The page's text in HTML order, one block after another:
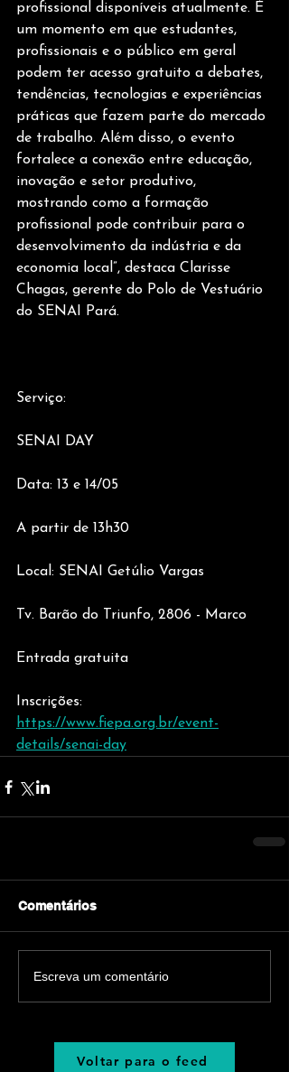
profissional disponíveis atualmente. É
um momento em que estudantes,
profissionais e o público em geral
podem ter acesso gratuito a debates,
tendências, tecnologias e experiências
práticas que fazem parte do mercado
de trabalho. Além disso, o evento
fortalece a conexão entre educação,
inovação e setor produtivo,
mostrando como a formação
profissional pode contribuir para o
desenvolvimento da indústria e da
economia local”, destaca Clarisse
Chagas, gerente do Polo de Vestuário
do SENAI Pará.
Serviço:
SENAI DAY
Data: 13 e 14/05
A partir de 13h30
Local: SENAI Getúlio Vargas
Tv. Barão do Triunfo, 2806 - Marco
Entrada gratuita
Inscrições:
https://www.fiepa.org.br/event-
details/senai-day
Comentários
Escreva um comentário
Voltar para o feed